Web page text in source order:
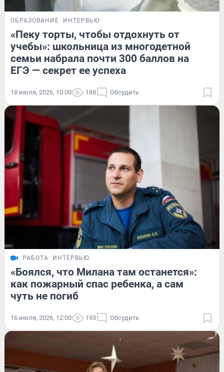
ОБРАЗОВАНИЕ ИНТЕРВЬЮ
«Пеку торты, чтобы отдохнуть от
учебы»: школьница из многодетной
семьи набрала почти 300 баллов на
ЕГЭ — секрет ее успеха
18 июля, 2026, 10:00 188 Обсудить
РАБОТА ИНТЕРВЬЮ
«Боялся, что Милана там останется»:
как пожарный спас ребенка, а сам
чуть не погиб
16 июля, 2026, 12:00 193 Обсудить